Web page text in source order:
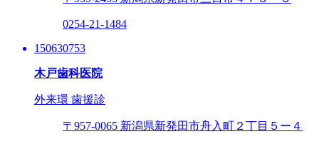
0254-21-1484
150630753
木戸歯科医院
外来環 歯援診
〒957-0065 新潟県新発田市舟入町２丁目５ー４